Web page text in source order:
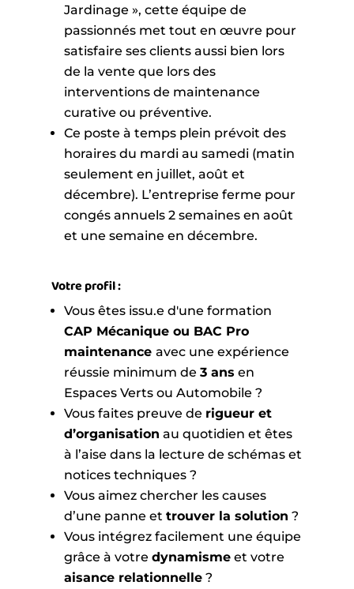
Jardinage », cette équipe de
passionnés met tout en œuvre pour
satisfaire ses clients aussi bien lors
de la vente que lors des
interventions de maintenance
curative ou préventive.
Ce poste à temps plein prévoit des
horaires du mardi au samedi (matin
seulement en juillet, août et
décembre). L’entreprise ferme pour
congés annuels 2 semaines en août
et une semaine en décembre.
Votre profil :
Vous êtes issu.e d'une formation
CAP Mécanique ou BAC Pro
maintenance avec une expérience
réussie minimum de 3 ans en
Espaces Verts ou Automobile ?
Vous faites preuve de rigueur et
d’organisation au quotidien et êtes
à l’aise dans la lecture de schémas et
notices techniques ?
Vous aimez chercher les causes
d’une panne et trouver la solution ?
Vous intégrez facilement une équipe
grâce à votre dynamismeet votre
aisance relationnelle?